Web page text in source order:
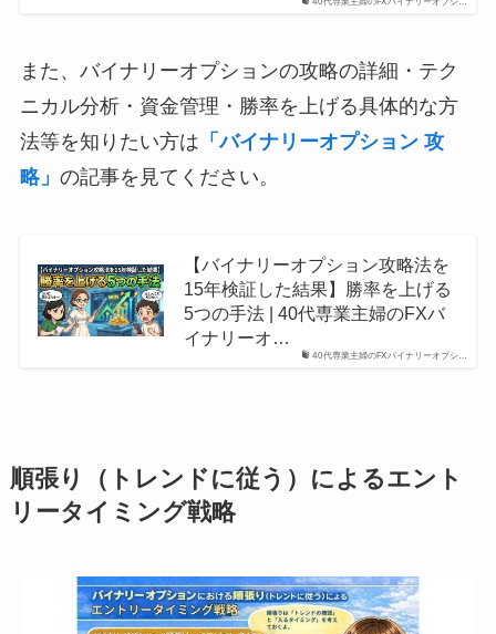
また、バイナリーオプションの攻略の詳細・テク
ニカル分析・資金管理・勝率を上げる具体的な方
法等を知りたい方は 「バイナリーオプション 攻
略」 の記事を見てください。
40代専業主婦のFXバイナリーオプシ…
【バイナリーオプション攻略法を
15年検証した結果】勝率を上げる
5つの手法 | 40代専業主婦のFXバ
イナリーオ…
順張り（トレンドに従う）によるエント
リータイミング戦略